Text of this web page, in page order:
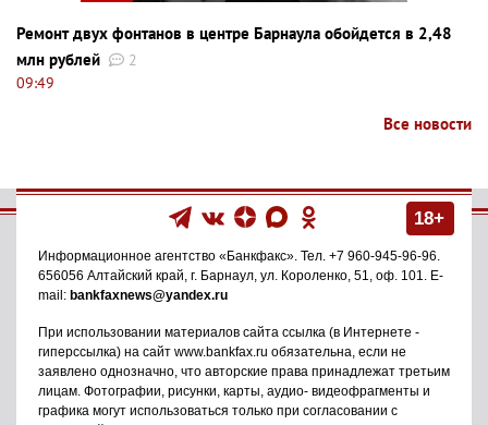
Ремонт двух фонтанов в центре Барнаула обойдется в 2,48
млн рублей
2
09:49
Все новости
18+
Информационное агентство «Банкфакс» . Тел. +7 960-945-96-96
656056 Алтайский край, г. Барнаул ул. Короленко, 51, оф. 101
. E-
mail: bankfaxnews@yandex.ru
При использовании материалов сайта ссылка (в Интернете -
гиперссылка) на сайт www.bankfax.ru обязательна, если не
заявлено однозначно, что авторские права принадлежат третьим
лицам. Фотографии, рисунки, карты, аудио- видеофрагменты и
графика могут использоваться только при согласовании с